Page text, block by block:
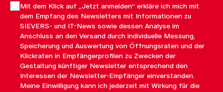
Mit dem Klick auf „Jetzt anmelden“ erkläre ich mich mit
dem Empfang des Newsletters mit Informationen zu
SIEVERS- und IT-News sowie dessen Analyse im
Anschluss an den Versand durch individuelle Messung,
Speicherung und Auswertung von Öffnungsraten und der
Klickraten in Empfängerprofilen zu Zwecken der
Gestaltung künftiger Newsletter entsprechend den
Interessen der Newsletter-Empfänger einverstanden.
Meine Einwilligung kann ich jederzeit mit Wirkung für die